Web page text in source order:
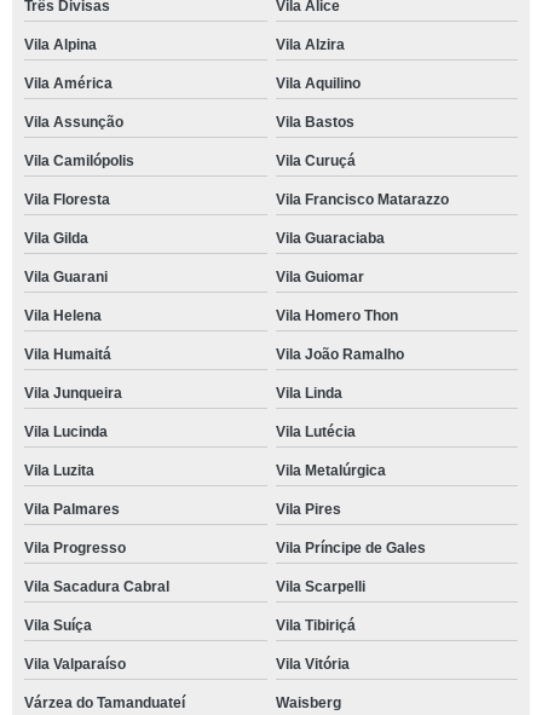
Três Divisas Vila Alice
Vila Alpina Vila Alzira
Vila América Vila Aquilino
Vila Assunção Vila Bastos
Vila Camilópolis Vila Curuçá
Vila Floresta Vila Francisco Matarazzo
Vila Gilda Vila Guaraciaba
Vila Guarani Vila Guiomar
Vila Helena Vila Homero Thon
Vila Humaitá Vila João Ramalho
Vila Junqueira Vila Linda
Vila Lucinda Vila Lutécia
Vila Luzita Vila Metalúrgica
Vila Palmares Vila Pires
Vila Progresso Vila Príncipe de Gales
Vila Sacadura Cabral Vila Scarpelli
Vila Suíça Vila Tibiriçá
Vila Valparaíso Vila Vitória
Várzea do Tamanduateí
Waisberg